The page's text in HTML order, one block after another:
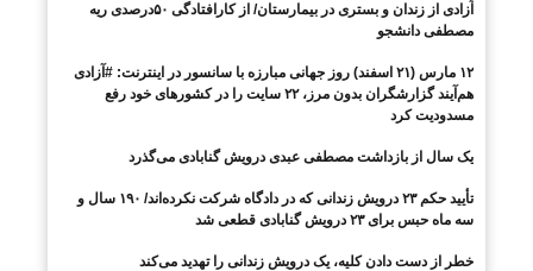
آزادی از زندان و بستری در بیمارستان/ از کارافتادگی ۵۰درصدی ریه
مصطفی دانشجو
۱۲ مارس (۲۱ اسفند) روز جهانی مبارزه با سانسور در اینترنت: #آزادی
هم‌آیند گزارشگران‌ بدون مرز، ۲۲ سایت را در کشورهای خود رفع
مسدودیت کرد
یک سال از بازداشت مصطفی عبدی درویش گنابادی می‌گذرد
تأیید حکم ۲۳ درویش زندانی که در دادگاه شرکت نکرده‌اند/ ۱۹۰ سال و
سه ماه حبس برای ۲۳ درویش گنابادی قطعی شد
خطر از دست دادن کلیه، یک درویش زندانی را تهدید می‌کند